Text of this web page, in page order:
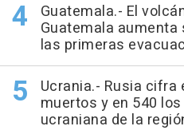
Guatemala.- El
Guatemala
las primeras
Ucrania.- Rusia cifra
muertos y en 540
ucraniana de la